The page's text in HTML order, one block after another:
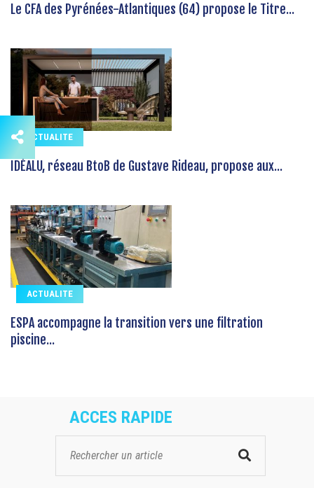
Le CFA des Pyrénées-Atlantiques (64) propose le Titre...
ACTUALITE
IDÉALU, réseau BtoB de Gustave Rideau, propose aux...
ACTUALITE
ESPA accompagne la transition vers une filtration
piscine...
ACCES RAPIDE